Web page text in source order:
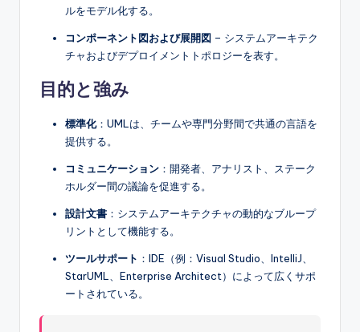
ルをモデル化する。
コンポーネント図および展開図 – システムアーキテク
チャおよびデプロイメントトポロジーを表す。
目的と強み
標準化：UMLは、チームや専門分野間で共通の言語を
提供する。
コミュニケーション ：開発者、アナリスト、ステーク
ホルダー間の議論を促進する。
設計文書 ：システムアーキテクチャの動的なブループ
リントとして機能する。
ツールサポート ：IDE（例：Visual Studio、IntelliJ、
StarUML、Enterprise Architect）によって広くサポ
ートされている。